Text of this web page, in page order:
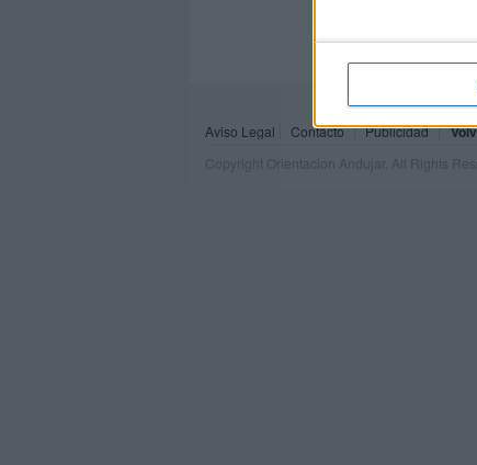
Aviso Legal Contacto Publicidad
Copyright Orientacion Andujar. All Rights